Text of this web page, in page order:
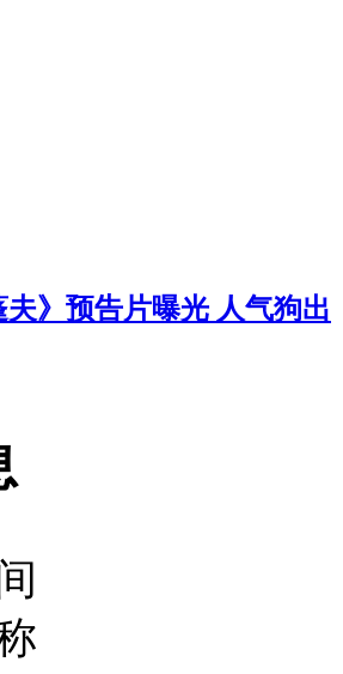
夫》预告片曝光 人气狗出